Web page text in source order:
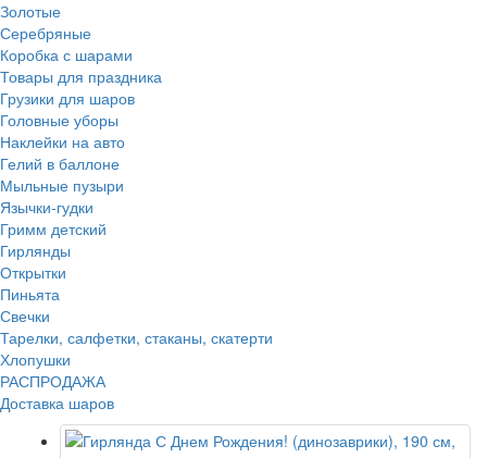
Золотые
Серебряные
Коробка с шарами
Товары для праздника
Грузики для шаров
Головные уборы
Наклейки на авто
Гелий в баллоне
Мыльные пузыри
Язычки-гудки
Гримм детский
Гирлянды
Открытки
Пиньята
Свечки
Тарелки, салфетки, стаканы, скатерти
Хлопушки
РАСПРОДАЖА
Доставка шаров